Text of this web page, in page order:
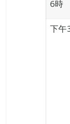
6時
下午